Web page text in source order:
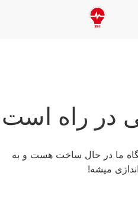
در راه است
ما در حال ساخت هست و به
میشه!